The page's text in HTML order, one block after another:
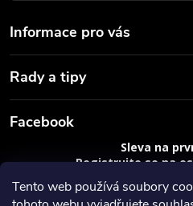
Tento web používá soubory
u
Informace pro vás
Rady a tipy
Facebook
Sleva na
Registrujte se na
sleva 100 Kč*